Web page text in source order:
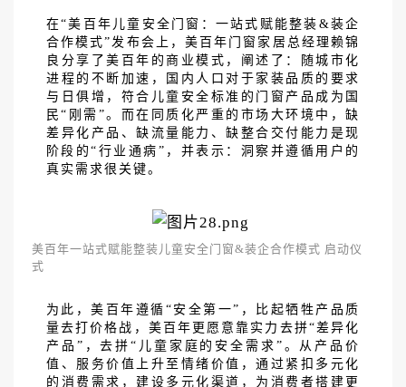
在“美百年儿童安全门窗：一站式赋能整装&装企
合作模式”发布会上，美百年门窗家居总经理赖锦
良分享了美百年的商业模式，阐述了：随城市化
进程的不断加速，国内人口对于家装品质的要求
与日俱增，符合儿童安全标准的门窗产品成为国
民“刚需”。而在同质化严重的市场大环境中，缺
差异化产品、缺流量能力、缺整合交付能力是现
阶段的“行业通病”，并表示：洞察并遵循用户的
真实需求很关键。
美百年一站式赋能整装儿童安全门窗&装企合作模式 启动仪
式
为此，美百年遵循 “安全第一”，比起牺牲产品质
量去打价格战，美百年更愿意靠实力去拼“差异化
产品”，去拼“儿童家庭的安全需求”。从产品价
值、服务价值上升至情绪价值，通过紧扣多元化
的消费需求，建设多元化渠道，为消费者搭建更